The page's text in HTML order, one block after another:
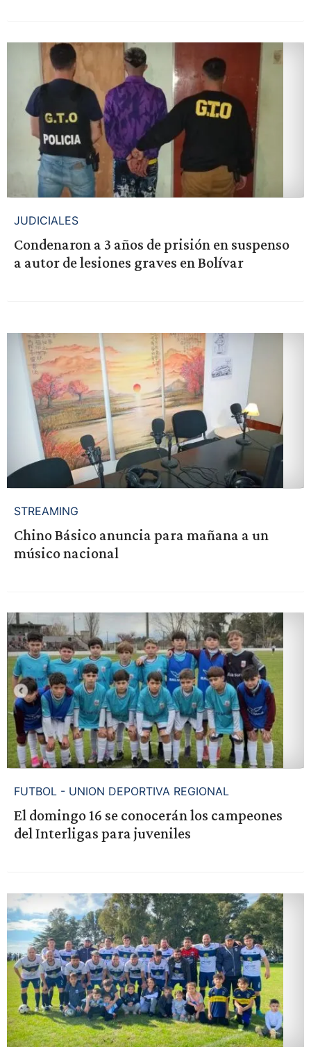
JUDICIALES
Condenaron a 3 años de prisión en suspenso
a autor de lesiones graves en Bolívar
STREAMING
Chino Básico anuncia para mañana a un
músico nacional
FUTBOL - UNION DEPORTIVA REGIONAL
El domingo 16 se conocerán los campeones
del Interligas para juveniles